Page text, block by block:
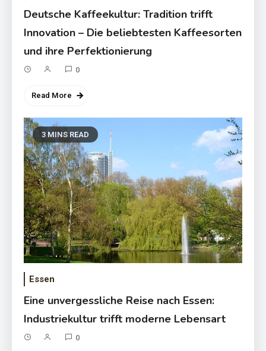
Deutsche Kaffeekultur: Tradition trifft
Innovation – Die beliebtesten Kaffeesorten
und ihre Perfektionierung
0
Read More
3 MINS READ
Essen
Eine unvergessliche Reise nach Essen:
Industriekultur trifft moderne Lebensart
0